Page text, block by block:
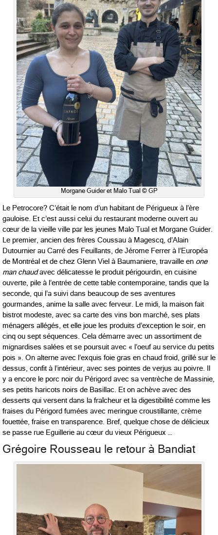
Morgane Guider et Malo Tual © GP
Le Petrocore? C’était le nom d’un habitant de Périgueux à l’ère
gauloise. Et c’est aussi celui du restaurant moderne ouvert au
cœur de la vieille ville par les jeunes Malo Tual et Morgane Guider.
Le premier, ancien des frères Coussau à Magescq, d’Alain
Dutournier au Carré des Feuillants, de Jérome Ferrer à l’Européa
de Montréal et de chez Glenn Viel à Baumaniere, travaille en one
man chaudavec délicatesse le produit périgourdin, en cuisine
ouverte, pile à l’entrée de cette table contemporaine, tandis que la
seconde, qui l’a suivi dans beaucoup de ses aventures
gourmandes, anime la salle avec ferveur. Le midi, la maison fait
bistrot modeste, avec sa carte des vins bon marché, ses plats
ménagers allégés, et elle joue les produits d’exception le soir, en
cinq ou sept séquences. Cela démarre avec un assortiment de
mignardises salées et se poursuit avec « l’oeuf au service du petits
pois ». On alterne avec l’exquis foie gras en chaud froid, grillé sur le
dessus, confit à l’intérieur, avec ses pointes de verjus au poivre. Il
y a encore le porc noir du Périgord avec sa ventrèche de Massinie,
ses petits haricots noirs de Basillac. Et on achève avec des
desserts qui versent dans la fraîcheur et la digestibilité comme les
fraises du Périgord fumées avec meringue croustillante, crème
fouettée, fraise en transparence. Bref, quelque chose de délicieux
se passe rue Eguillerie au cœur du vieux Périgueux …
Grégoire Rousseau le retour à Bandiat